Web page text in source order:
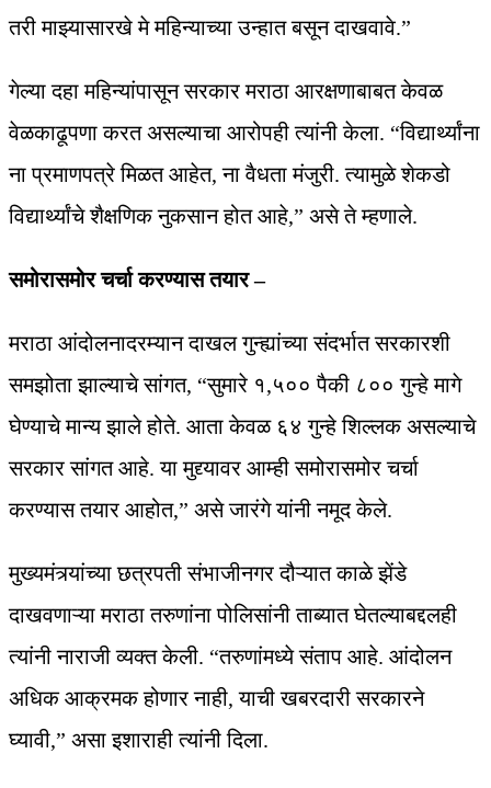
तरी माझ्यासारखे मे महिन्याच्या उन्हात बसून दाखवावे.”
गेल्या दहा महिन्यांपासून सरकार मराठा आरक्षणाबाबत केवळ
वेळकाढूपणा करत असल्याचा आरोपही त्यांनी केला. “विद्यार्थ्यांना
ना प्रमाणपत्रे मिळत आहेत, ना वैधता मंजुरी. त्यामुळे शेकडो
विद्यार्थ्यांचे शैक्षणिक नुकसान होत आहे,” असे ते म्हणाले.
समोरासमोर चर्चा करण्यास तयार –
मराठा आंदोलनादरम्यान दाखल गुन्ह्यांच्या संदर्भात सरकारशी
समझोता झाल्याचे सांगत, “सुमारे १,५०० पैकी ८०० गुन्हे मागे
घेण्याचे मान्य झाले होते. आता केवळ ६४ गुन्हे शिल्लक असल्याचे
सरकार सांगत आहे. या मुद्द्यावर आम्ही समोरासमोर चर्चा
करण्यास तयार आहोत,” असे जारंगे यांनी नमूद केले.
मुख्यमंत्र्यांच्या छत्रपती संभाजीनगर दौऱ्यात काळे झेंडे
दाखवणाऱ्या मराठा तरुणांना पोलिसांनी ताब्यात घेतल्याबद्दलही
त्यांनी नाराजी व्यक्त केली. “तरुणांमध्ये संताप आहे. आंदोलन
अधिक आक्रमक होणार नाही, याची खबरदारी सरकारने
घ्यावी,” असा इशाराही त्यांनी दिला.